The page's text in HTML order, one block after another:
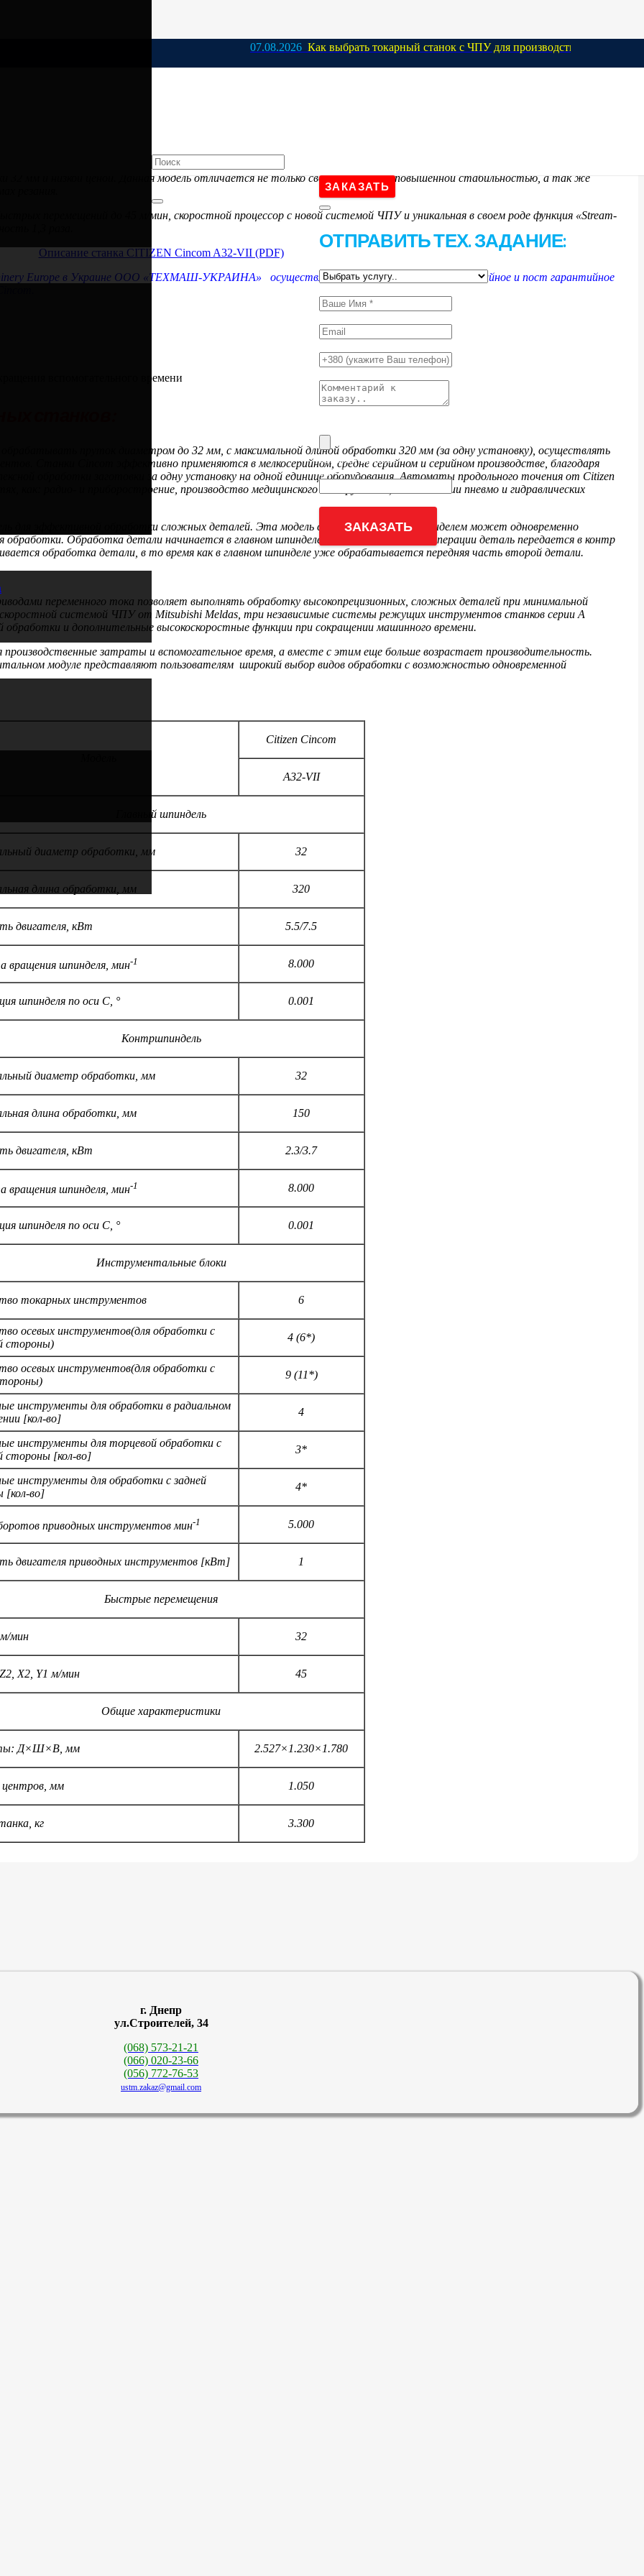
07.08.2026 Как выбрать токарный станок с ЧПУ для производства в Украине:
ЗАКАЗАТЬ
ОТПРАВИТЬ ТЕХ. ЗАДАНИЕ:
Заполните поле
18 - 9 = ?
ЗАКАЗАТЬ
мм и низкой ценой. Данная модель отличается не только своей ценой, но и повышенной стабильностью, а так же
резания.
перемещений до 45 м/мин, скоростной процессор с новой системой ЧПУ и уникальная в своем роде функция «Stream-
1,3 раза.
Описание станка CITIZEN Cincom A32-VII (PDF)
Europe в Украине ООО «ТЕХМАШ-УКРАИНА» осуществляет поставку, сервисное гарантийное и пост гарантийное
вспомогательного времени
станков:
пруток диаметром до 32 мм, с максимальной длиной обработки 320 мм (за одну установку), осуществлять
Станки Cincom эффективно применяются в мелкосерийном, средне серийном и серийном производстве, благодаря
обработки заготовки за одну установку на одной единице оборудования. Автоматы продольного точения от Citizen
как: радио- и приборостроение, производство медицинского инструмента, изготовлении пневмо и гидравлических
для эффективной обработки сложных деталей. Эта модель снабженная контр шпинделем может одновременно
Обработка детали начинается в главном шпинделе, по окончании первой операции деталь передается в контр
обработка детали, в то время как в главном шпинделе уже обрабатывается передняя часть второй детали.
переменного тока позволяет выполнять обработку высокопрецизионных, сложных деталей при минимальной
системой ЧПУ от Mitsubishi Meldas, три независимые системы режущих инструментов станков серии А
и дополнительные высокоскоростные функции при сокращении машинного времени.
производственные затраты и вспомогательное время, а вместе с этим еще больше возрастает производительность.
модуле представляют пользователям широкий выбор видов обработки с возможностью одновременной
Citizen Cincom
А32-VII
Главный шпиндель
диаметр обработки, мм 32
длина обработки, мм 320
двигателя, кВт 5.5/7.5
вращения шпинделя, мин-1 8.000
шпинделя по оси С, ° 0.001
Контршпиндель
диаметр обработки, мм 32
длина обработки, мм 150
двигателя, кВт 2.3/3.7
вращения шпинделя, мин-1 8.000
шпинделя по оси С, ° 0.001
Инструментальные блоки
токарных инструментов 6
осевых инструментов(для обработки с
стороны)
4 (6*)
осевых инструментов(для обработки с
9 (11*)
инструменты для обработки в радиальном
[кол-во]
4
инструменты для торцевой обработки с
стороны [кол-во]
3*
инструменты для обработки с задней
[кол-во]
4*
приводных инструментов мин-1 5.000
двигателя приводных инструментов [кВт] 1
Быстрые перемещения
мин 32
X2, Y1 м/мин 45
Общие характеристики
Д×Ш×В, мм 2.527×1.230×1.780
мм 1.050
кг 3.300
г. Днепр
ул.Строителей, 34
(068) 573-21-21
(066) 020-23-66
(056) 772-76-53
ustm.zakaz@gmail.com